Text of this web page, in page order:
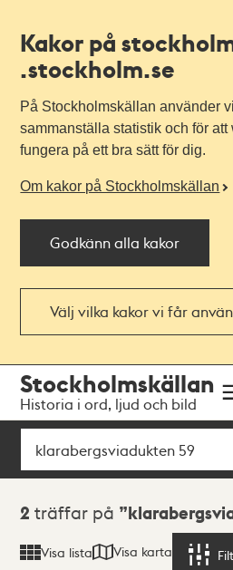
Kakor på
.stockholm.se
På Stockholmskällan använder
sammanställa statistik och för
fungera på ett bra sätt för dig.
Om kakor på Stockholmskällan
Godkänn alla kakor
Välj vilka kakor vi får
navigationen
huvudinnehållet
Stockholmskällan
Historia i ord, ljud och bild
Sök
Sökresultat
2 träffar på
Visa lista Visa karta